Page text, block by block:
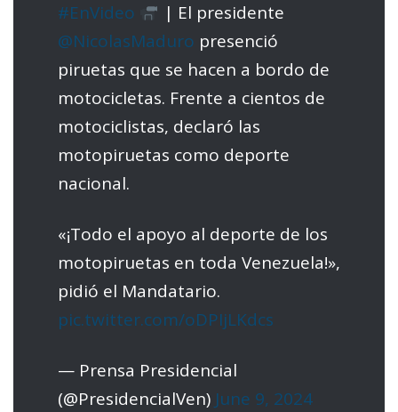
#EnVideo
| El presidente
@NicolasMaduro presenció
piruetas que se hacen a bordo de
motocicletas. Frente a cientos de
motociclistas, declaró las
motopiruetas como deporte
nacional.
«¡Todo el apoyo al deporte de los
motopiruetas en toda Venezuela!»,
pidió el Mandatario.
pic.twitter.com/oDPIjLKdcs
— Prensa Presidencial
(@PresidencialVen) June 9, 2024